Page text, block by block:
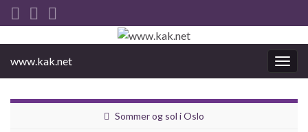
Slåu
av/på
www.kak.net
Sommer og sol i Oslo